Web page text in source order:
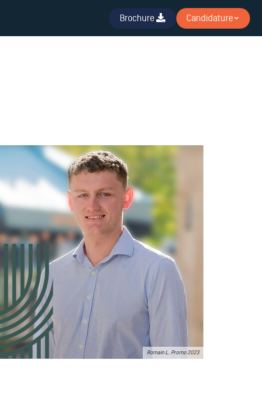
Romain L. Promo 2023
Brochure Candidature